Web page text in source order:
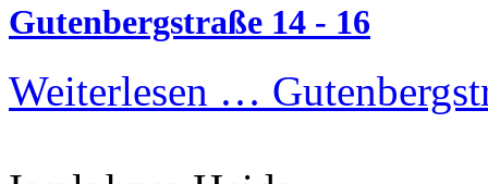
Gutenbergstraße 14 - 16
Weiterlesen …